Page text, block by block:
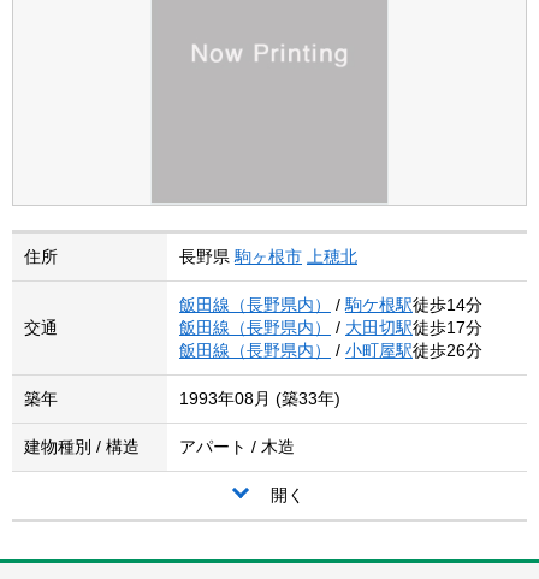
住所 長野県 駒ヶ根市 上穂北
交通
飯田線（長野県内） / 駒ケ根駅徒歩14分
飯田線（長野県内）
/ 大田切駅徒歩17分
飯田線（長野県内）
/ 小町屋駅徒歩26分
築年 1993年08月 (築33年)
建物種別 / 構造 アパート / 木造
開く